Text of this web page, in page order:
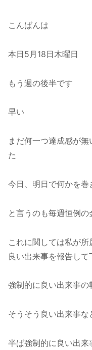
こんばんは
本日5月18日木曜日
もう週の後半です
早い
まだ何一つ達成感が
た
今日、明日で何かを
と言うのも毎週恒例の
これに関しては私が
良い出来事を報告し
強制的に良い出来事の
そうそう良い出来事な
半ば強制的に良い出来